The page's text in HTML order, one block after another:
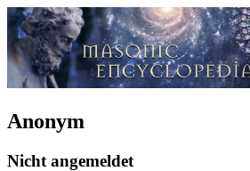
Anonym
Nicht angemeldet